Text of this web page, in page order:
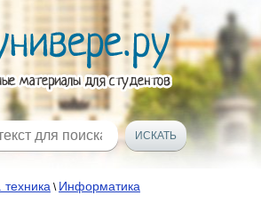
\ Информатика